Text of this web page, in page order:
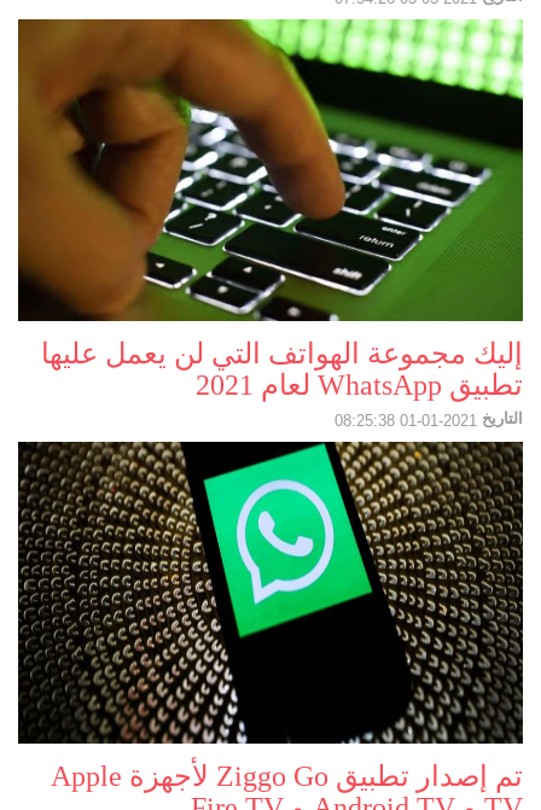
إليك مجموعة الهواتف التي لن يعمل عليها
تطبيق WhatsApp لعام 2021
التاريخ
تم إصدار تطبيق Ziggo Go لأجهزة Apple